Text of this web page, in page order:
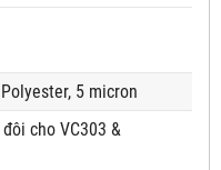
5 micron
cho VC303 &